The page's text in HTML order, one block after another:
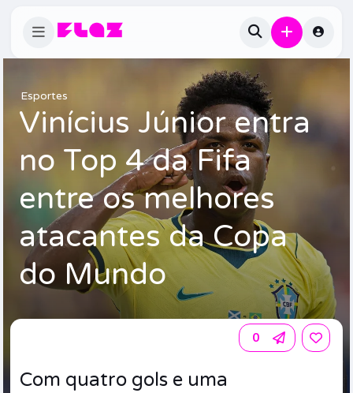
Esportes
Vinícius Júnior entra
no Top 4 da Fifa
entre os melhores
atacantes da Copa
do Mundo
0
Com quatro gols e uma